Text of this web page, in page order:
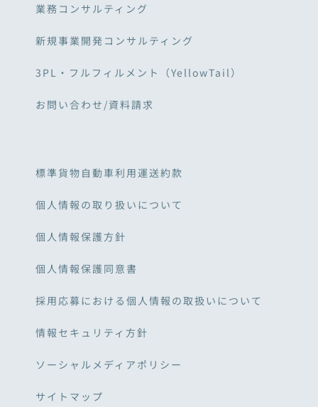
業務コンサルティング
新規事業開発コンサルティング
3PL・フルフィルメント（YellowTail）
お問い合わせ/資料請求
標準貨物自動車利用運送約款
個人情報の取り扱いについて
個人情報保護方針
個人情報保護同意書
採用応募における個人情報の取扱いについて
情報セキュリティ方針
ソーシャルメディアポリシー
サイトマップ